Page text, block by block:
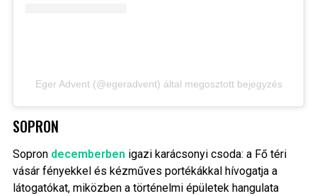
Eger Advent (@egeradvent) által megosztott bejegyzés
SOPRON
Soprondecemberben igazi karácsonyi csoda: a Fő téri
vásár fényekkel és kézműves portékákkal hívogatja a
látogatókat, miközben a történelmi épületek hangulata